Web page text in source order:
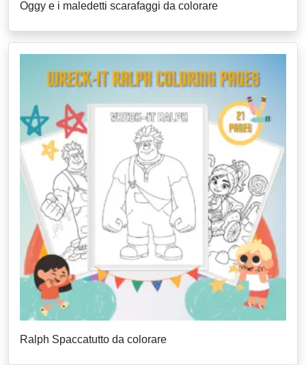
Oggy e i maledetti scarafaggi da colorare
Ralph Spaccatutto da colorare